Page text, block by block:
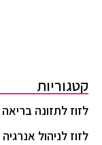
קטגוריות
לזוז לתזונה בריאה
לזוז לניהול אנרגיה